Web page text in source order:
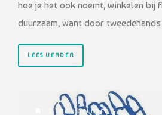
hoe je het ook noemt, winkelen bij
duurzaam, want door
LEES VERDER
2 JAAR GELEDEN